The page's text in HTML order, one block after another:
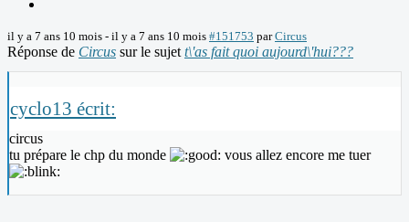
il y a 7 ans 10 mois - il y a 7 ans 10 mois #151753 parCircus
Réponse de Circus sur le sujet t\'as fait quoi aujourd\'hui???
cyclo13 écrit:
circus
tu prépare le chp du monde
vous allez encore me tuer